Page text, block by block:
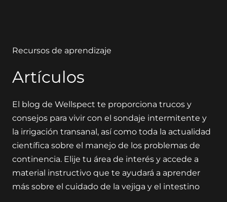
Recursos de aprendizaje
Artículos
El blog de Wellspect te proporciona trucos y
consejos para vivir con el sondaje intermitente y
la irrigación transanal, así como toda la actualidad
científica sobre el manejo de los problemas de
continencia. Elije tu área de interés y accede a
material instructivo que te ayudará a aprender
más sobre el cuidado de la vejiga y el intestino